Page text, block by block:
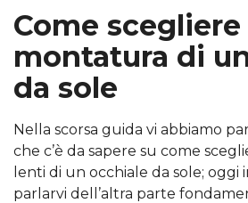
Come scegliere
montatura di
da sole
Nella scorsa guida vi abbiamo
che c’è da sapere su come
lenti di un occhiale da sole; oggi
parlarvi dell’altra parte